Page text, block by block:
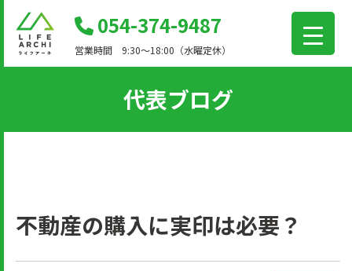
054-374-9487
営業時間 9:30～18:00（水曜定休）
代表ブログ
不動産の購入に実印は必要？